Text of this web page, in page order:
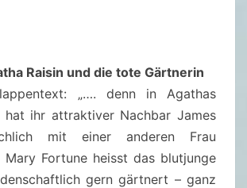
–
M
.
.
B
Raisin und die tote Gärtnerin
„…. denn in Agathas
hat ihr attraktiver Nachbar James
mit einer anderen Frau
Mary Fortune heisst das blutjunge
gern gärtnert – ganz